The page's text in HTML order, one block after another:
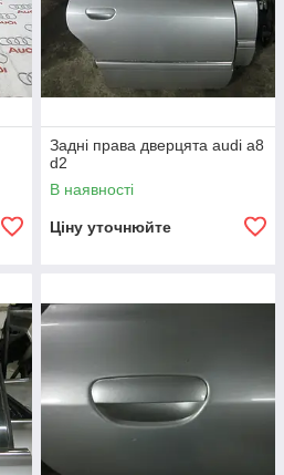
Задні права дверцята audi a8
d2
В наявності
Ціну уточнюйте